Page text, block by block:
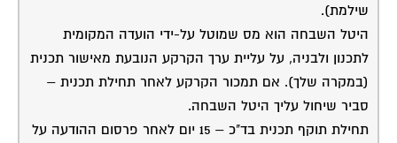
שילמת).
היטל השבחה הוא מס שמוטל על-ידי הועדה המקומית
לתכנון ולבניה, על עליית ערך הקרקע הנובעת מאישור תכנית
(במקרה שלך). אם תמכור הקרקע לאחר תחילת תכנית –
סביר שיחול עליך היטל השבחה.
תחילת תוקף תכנית בד"כ – 15 יום לאחר פרסום ההודעה על